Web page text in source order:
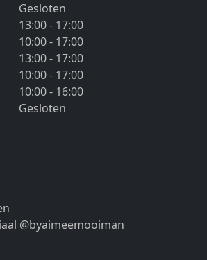
Gesloten
13:00 - 17:00
10:00 - 17:00
13:00 - 17:00
10:00 - 17:00
10:00 - 16:00
Gesloten
@byaimeemooiman